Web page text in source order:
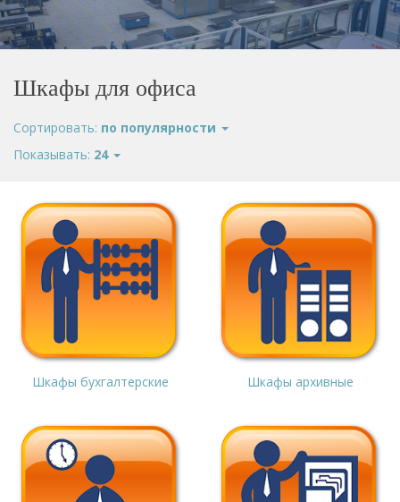
Шкафы для офиса
Сортировать: по популярности
Показывать: 24
Шкафы бухгалтерские Шкафы архивные